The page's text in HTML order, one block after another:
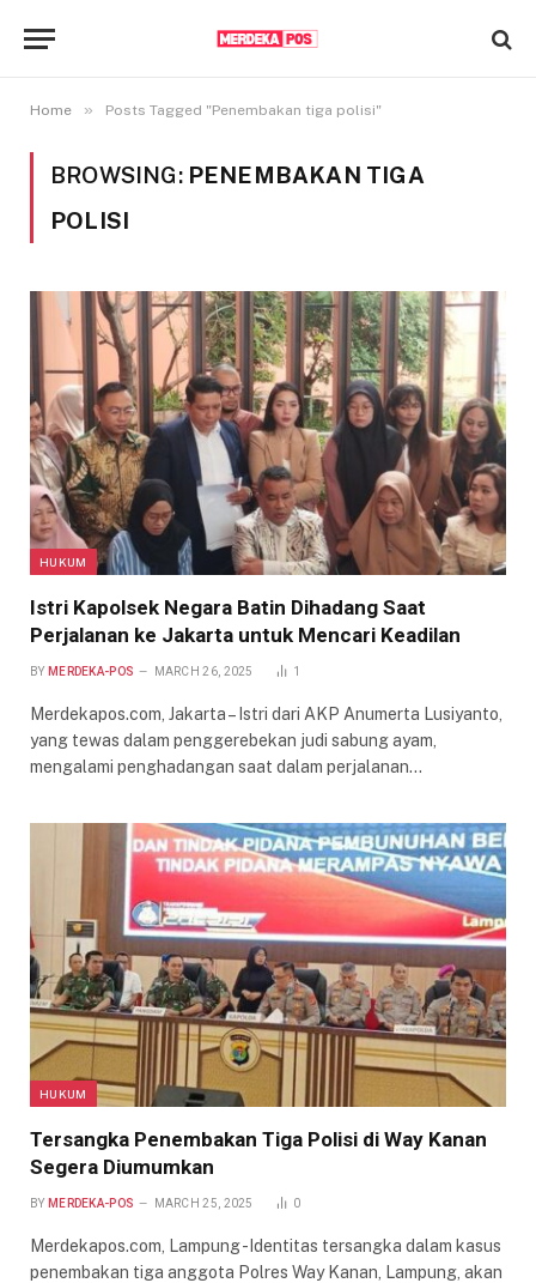
Home » Posts Tagged "Penembakan tiga polisi"
BROWSING: PENEMBAKAN TIGA
POLISI
HUKUM
Istri Kapolsek Negara Batin Dihadang Saat
Perjalanan ke Jakarta untuk Mencari Keadilan
BY MERDEKA-POS MARCH 26, 2025 1
Merdekapos.com, Jakarta – Istri dari AKP Anumerta Lusiyanto,
yang tewas dalam penggerebekan judi sabung ayam,
mengalami penghadangan saat dalam perjalanan…
HUKUM
Tersangka Penembakan Tiga Polisi di Way Kanan
Segera Diumumkan
BY MERDEKA-POS MARCH 25, 2025 0
Merdekapos.com, Lampung -Identitas tersangka dalam kasus
penembakan tiga anggota Polres Way Kanan, Lampung, akan